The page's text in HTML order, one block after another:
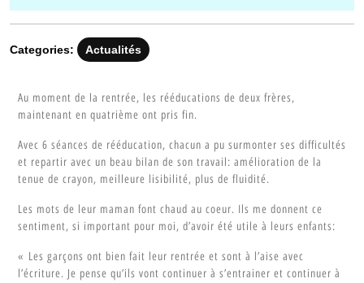
Categories: Actualités
Au moment de la rentrée, les rééducations de deux frères,
maintenant en quatrième ont pris fin.
Avec 6 séances de rééducation, chacun a pu surmonter ses difficultés
et repartir avec un beau bilan de son travail: amélioration de la
tenue de crayon, meilleure lisibilité, plus de fluidité.
Les mots de leur maman font chaud au coeur. Ils me donnent ce
sentiment, si important pour moi, d’avoir été utile à leurs enfants:
« Les garçons ont bien fait leur rentrée et sont à l’aise avec
l’écriture. Je pense qu’ils vont continuer à s’entrainer et continuer à